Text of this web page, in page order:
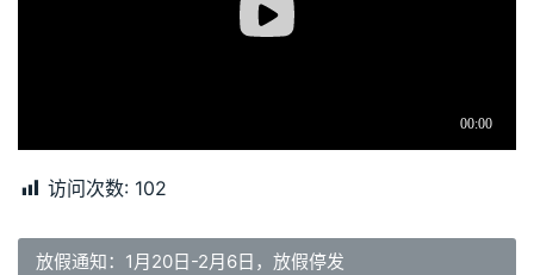
访问次数: 102
放假通知：1月20日-2月6日，放假停发